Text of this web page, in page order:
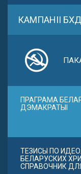
КАМПАНІІ БХД
ПРАГРАМА
ДЭМАКРАТЫІ
ТЕЗИСЫ ПО
БЕЛАРУСКИХ
СПРАВОЧНИК